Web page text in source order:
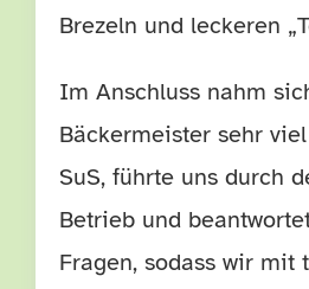
Brezeln und leckeren
Im Anschluss nahm
Bäckermeister sehr
SuS, führte uns durch
Betrieb und
Fragen, sodass wir mit